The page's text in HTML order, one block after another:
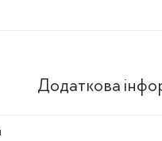
Додаткова